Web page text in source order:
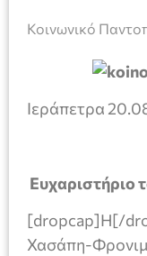
Κοινωνικό
Ιεράπετρα
Ευχαριστήριο
[dropcap]Η[/
Χασάπη-